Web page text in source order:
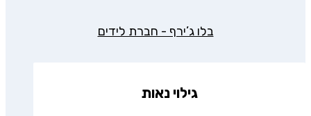
בלו ג’ירף - חברת לידים
גילוי נאות